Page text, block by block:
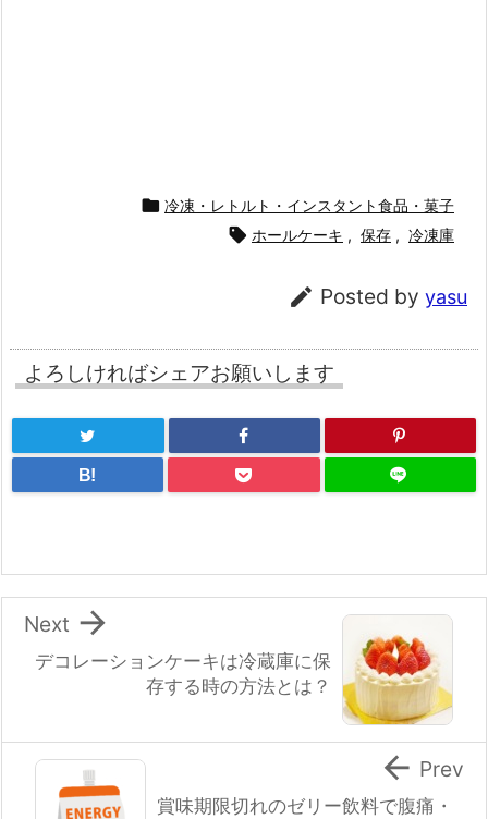
 冷凍・レトルト・インスタント食品・菓子
 ホールケーキ , 保存 , 冷凍庫
 Posted by yasu
よろしければシェアお願いします
B!
デコレーションケーキは冷蔵庫に保
存する時の方法とは？

Next
賞味期限切れのゼリー飲料で腹痛・
 Prev